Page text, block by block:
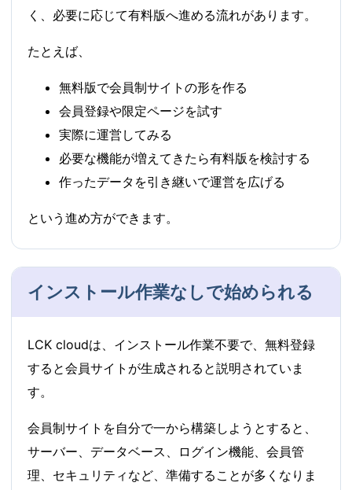
く、必要に応じて有料版へ進める流れがあります。
たとえば、
無料版で会員制サイトの形を作る
会員登録や限定ページを試す
実際に運営してみる
必要な機能が増えてきたら有料版を検討する
作ったデータを引き継いで運営を広げる
という進め方ができます。
インストール作業なしで始められる
LCK cloudは、インストール作業不要で、無料登録
すると会員サイトが生成されると説明されていま
す。
会員制サイトを自分で一から構築しようとすると、
サーバー、データベース、ログイン機能、会員管
理、セキュリティなど、準備することが多くなりま